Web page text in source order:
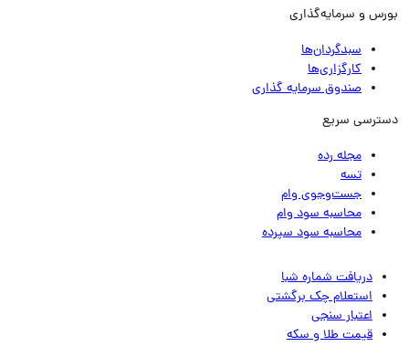
و سرمایه‌گذاری
سبدگردان‌ها
کارگزاری‌ها
صندوق سرمایه گذاری
سریع
مجله رده
تسه
جست‌وجوی وام
محاسبه سود وام
محاسبه سود سپرده
دریافت شماره شبا
استعلام چک برگشتی
اعتبار سنجی
قیمت طلا و سکه